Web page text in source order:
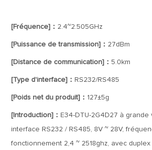
[Fréquence]： 2.4~2.505GHz
[Puissance de transmission]： 27dBm
[Distance de communication]：5.0km
[Type d'interface]： RS232/RS485
[Poids net du produit]： 127±5g
[Introduction]： E34-DTU-2G4D27 à
interface RS232 / RS485, 8V ~ 28V,
fonctionnement 2,4 ~ 2518ghz, avec